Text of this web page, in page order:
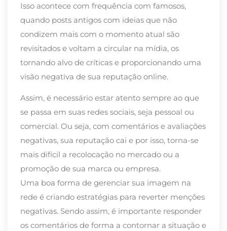
Isso acontece com frequência com famosos,
quando posts antigos com ideias que não
condizem mais com o momento atual são
revisitados e voltam a circular na mídia, os
tornando alvo de críticas e proporcionando uma
visão negativa de sua reputação online.
Assim, é necessário estar atento sempre ao que
se passa em suas redes sociais, seja pessoal ou
comercial. Ou seja, com comentários e avaliações
negativas, sua reputação cai e por isso, torna-se
mais difícil a recolocação no mercado ou a
promoção de sua marca ou empresa.
Uma boa forma de gerenciar sua imagem na
rede é criando estratégias para reverter menções
negativas. Sendo assim, é importante responder
os comentários de forma a contornar a situação e